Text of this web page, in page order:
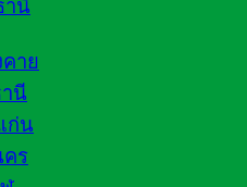
านี
าย
นี
ก่น
คร